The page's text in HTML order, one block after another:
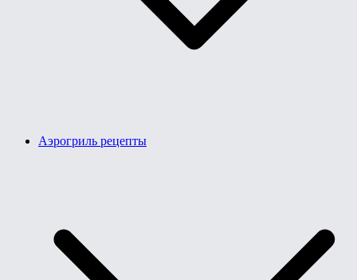
Аэрогриль рецепты